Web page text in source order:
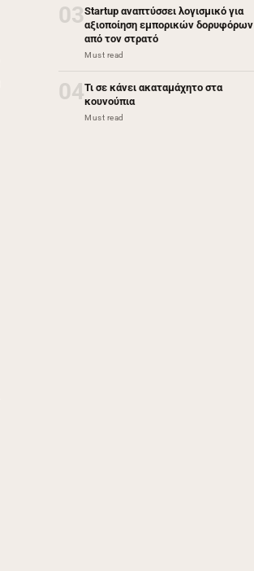
03Startup αναπτύσσει λογισμικό για
αξιοποίηση εμπορικών δορυφόρων
από τον στρατό
Must read
04Τι σε κάνει ακαταμάχητο στα
κουνούπια
Must read